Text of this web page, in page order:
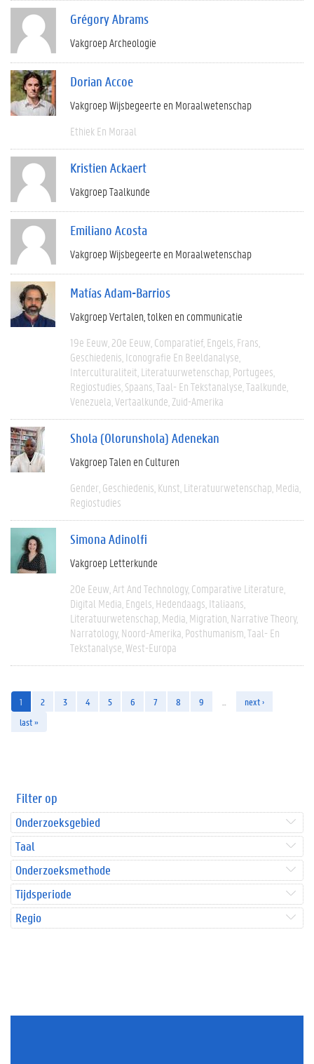
Grégory Abrams
Vakgroep Archeologie
Dorian Accoe
Vakgroep Wijsbegeerte en Moraalwetenschap
Ethiek En Moraal
Kristien Ackaert
Vakgroep Taalkunde
Emiliano Acosta
Vakgroep Wijsbegeerte en Moraalwetenschap
Matías Adam-Barrios
Vakgroep Vertalen, tolken en communicatie
19e Eeuw 20e Eeuw Comparatief Engels Frans
Geschiedenis Iconografie En Beeldanalyse
Interculturaliteit Literatuurwetenschap Portugees
Regiostudies Spaans Taal- En Tekstanalyse Taalkunde
Venezuela Vertaalkunde Zuid-Amerika
Shola (Olorunshola) Adenekan
Vakgroep Talen en Culturen
Gender Geschiedenis Kunst Literatuurwetenschap Media
Regiostudies
Simona Adinolfi
Vakgroep Letterkunde
20e Eeuw Art And Technology Comparative Literature
Digital Media Engels Hedendaags Italiaans
Literatuurwetenschap Media Migration Narrative Theory
Narratology Noord-Amerika Posthumanism Taal- En
Tekstanalyse West-Europa
1 2 3 4 5 6 7 8 9
next ›
last »
Filter op
Onderzoeksgebied
Taal
Onderzoeksmethode
Tijdsperiode
Regio